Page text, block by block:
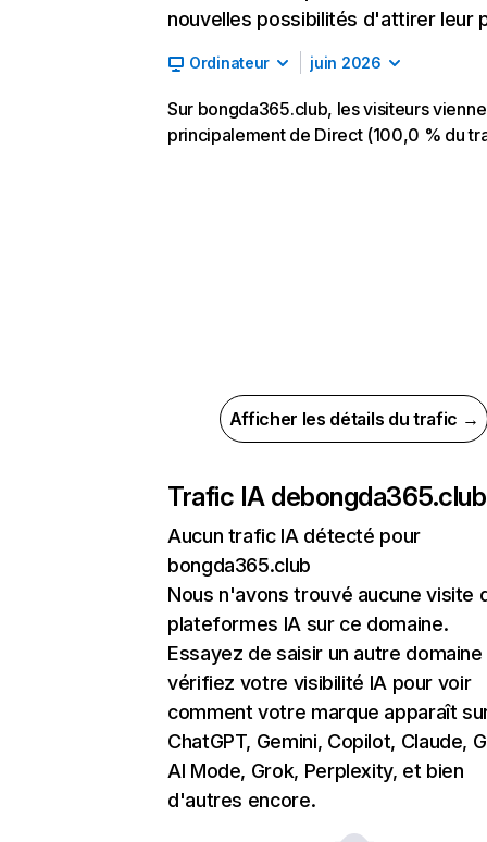
nouvelles possibilités d'attirer leur
Ordinateur juin 2026
Sur bongda365.club, les visiteurs
principalement de Direct (100,0 % du
Afficher les détails du trafic →
Trafic IA debongda365.club
Aucun trafic IA détecté pour
bongda365.club
Nous n'avons trouvé aucune visite
plateformes IA sur ce domaine.
Essayez de saisir un autre domaine
vérifiez votre visibilité IA pour voir
comment votre marque apparaît
ChatGPT, Gemini, Copilot, Claude,
AI Mode, Grok, Perplexity, et bien
d'autres encore.